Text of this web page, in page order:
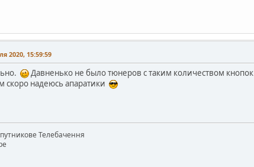
2020, 15:59:59
Давненько не было тюнеров с таким количеством кнопок
скоро надеюсь апаратики
Телебачення